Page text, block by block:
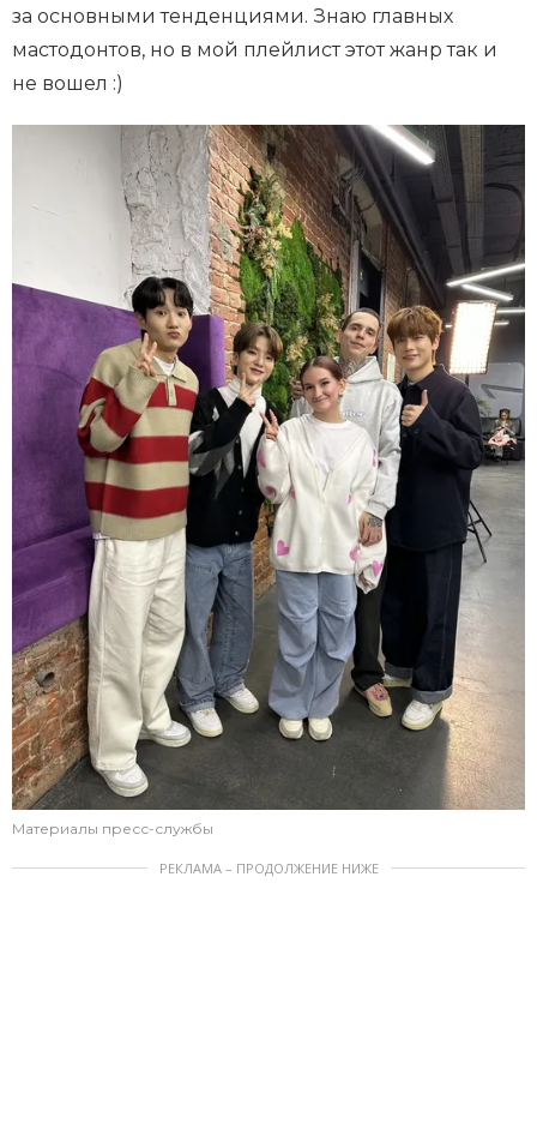
за основными тенденциями. Знаю главных
мастодонтов, но в мой плейлист этот жанр так и
не вошел :)
Материалы пресс-службы
РЕКЛАМА – ПРОДОЛЖЕНИЕ НИЖЕ